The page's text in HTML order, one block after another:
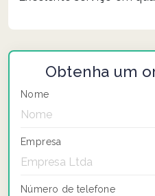
Obtenha um
Nome
Empresa
Número de telefone